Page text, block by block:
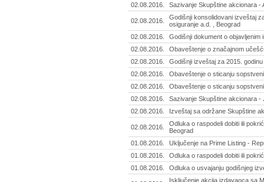
02.08.2016.
Sazivanje Skupštine akcionara -
02.08.2016.
Godišnji konsolidovani izveštaj
osiguranje a.d. , Beograd
02.08.2016.
Godišnji dokument o
02.08.2016.
Obaveštenje o značajnom
02.08.2016.
Godišnji izveštaj za 2015.
02.08.2016.
Obaveštenje o sticanju
02.08.2016.
Obaveštenje o sticanju
02.08.2016.
Sazivanje Skupštine akcionara
02.08.2016.
Izveštaj sa održane Skupštine
02.08.2016.
Odluka o raspodeli dobiti ili
Beograd
01.08.2016.
Uključenje na Prime Listing -
01.08.2016.
Odluka o raspodeli dobiti ili
01.08.2016.
Odluka o usvajanju godišnjeg
Isključenje akcija izdavaoca sa